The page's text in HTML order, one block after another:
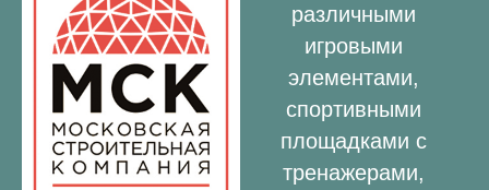
различными
игровыми
элементами,
спортивными
площадками с
тренажерами,